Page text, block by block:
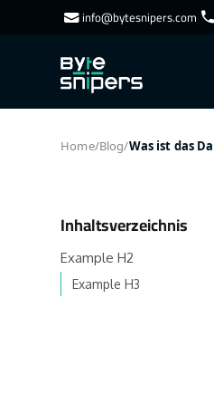
info@bytesnipers.com
Home/Blog/Was ist das
Inhaltsverzeichnis
Example H2
Example H3